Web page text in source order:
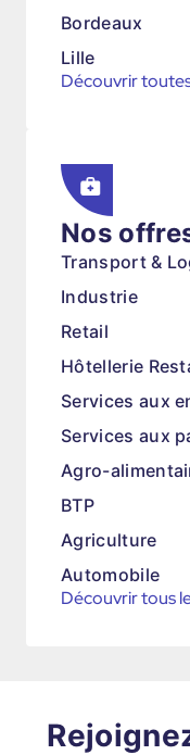
Bordeaux
Lille
Découvrir
Nos
Transport &
Industrie
Retail
Hôtellerie
Services aux
Services aux
Agro-
BTP
Agriculture
Automobile
Découvrir tous